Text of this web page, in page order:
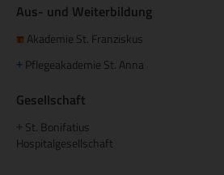
Aus- und Weiterbildung
Akademie St. Franziskus
+ Pflegeakademie St. Anna
Gesellschaft
St. Bonifatius
Hospitalgesellschaft